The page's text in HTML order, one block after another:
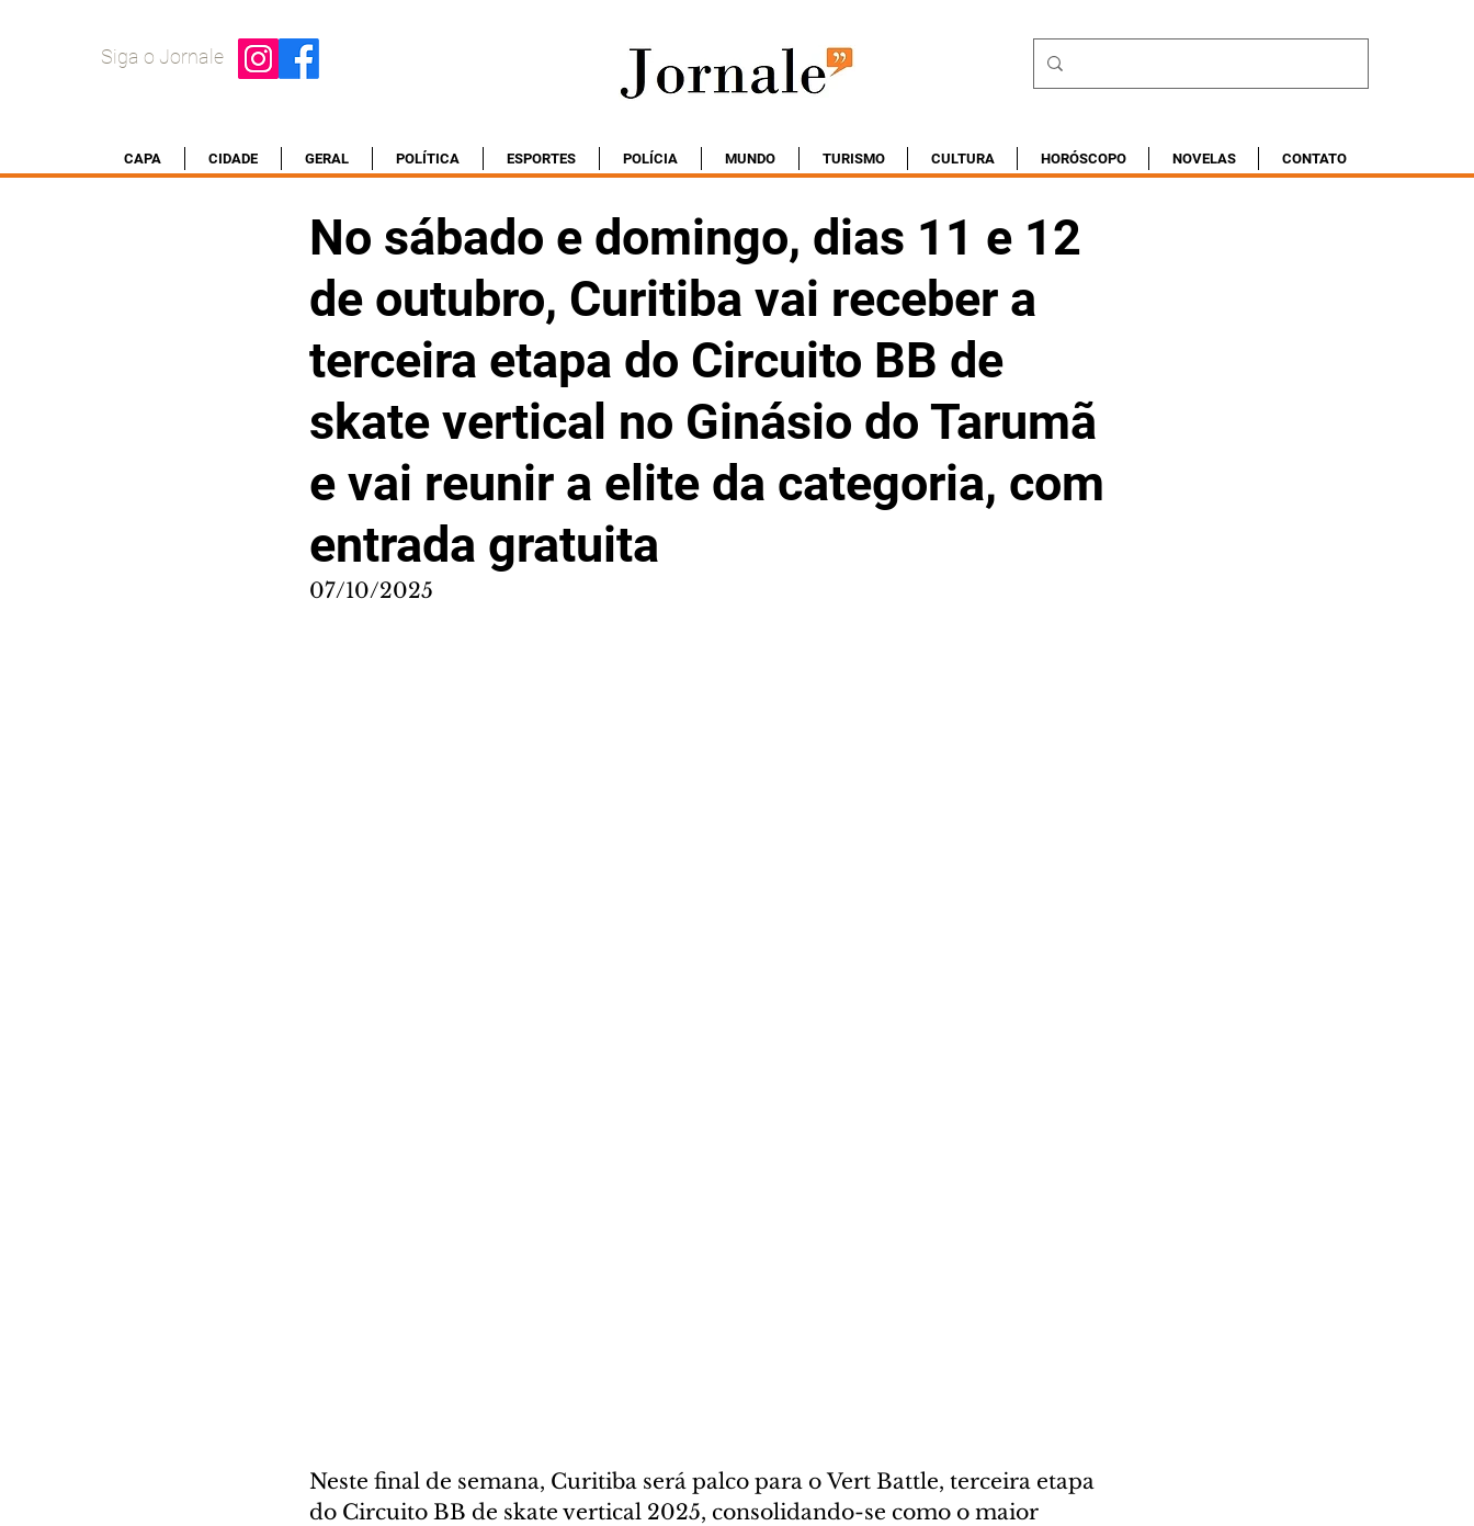
Siga o Jornale
CAPA CIDADE GERAL POLÍTICA ESPORTES POLÍCIA MUNDO TURISMO CULTURA HORÓSCOPO NOVELAS CONTATO
No sábado e domingo, dias 11 e 12
de outubro, Curitiba vai receber a
terceira etapa do Circuito BB de
skate vertical no Ginásio do Tarumã
e vai reunir a elite da categoria, com
entrada gratuita
07/10/2025
Neste final de semana, Curitiba será palco para o Vert Battle, terceira etapa
do Circuito BB de skate vertical 2025, consolidando-se como o maior